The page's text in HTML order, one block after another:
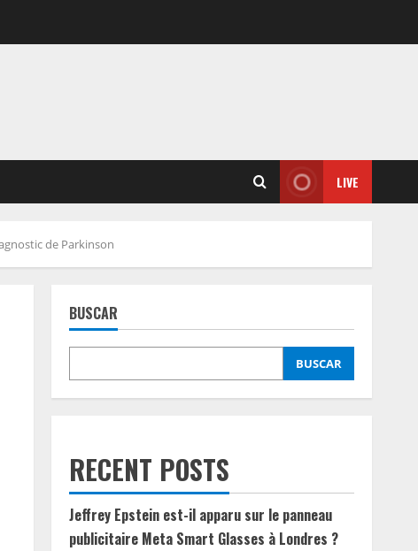
LIVE
de Parkinson
BUSCAR
BUSCAR
RECENT POSTS
Jeffrey Epstein est-il apparu sur le panneau
publicitaire Meta Smart Glasses à Londres ?